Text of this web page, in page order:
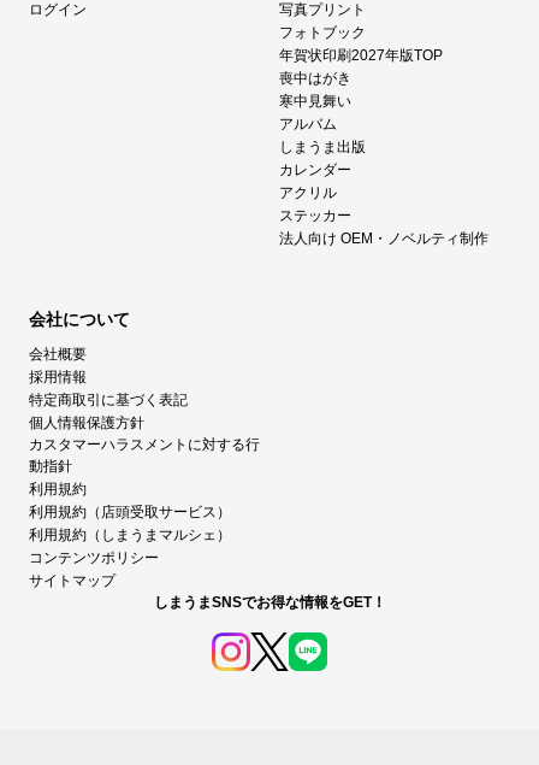
ログイン
写真プリント
フォトブック
年賀状印刷2027年版TOP
喪中はがき
寒中見舞い
アルバム
しまうま出版
カレンダー
アクリル
ステッカー
法人向け OEM・ノベルティ制作
会社について
会社概要
採用情報
特定商取引に基づく表記
個人情報保護方針
カスタマーハラスメントに対する行
動指針
利用規約
利用規約（店頭受取サービス）
利用規約（しまうまマルシェ）
コンテンツポリシー
サイトマップ
しまうまSNSでお得な情報をGET！